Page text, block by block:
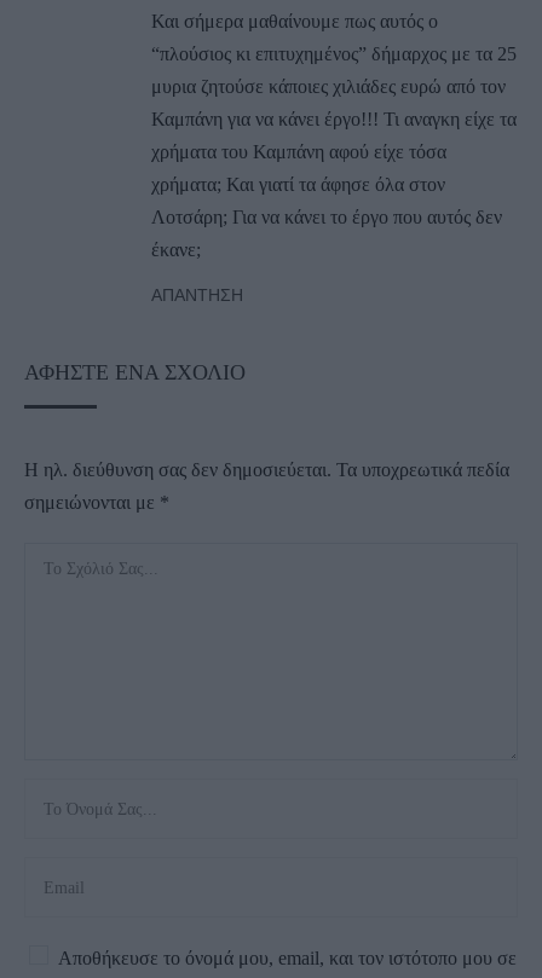
Και σήμερα μαθαίνουμε πως αυτός ο
“πλούσιος κι επιτυχημένος” δήμαρχος με τα 25
μυρια ζητούσε κάποιες χιλιάδες ευρώ από τον
Καμπάνη για να κάνει έργο!!! Τι αναγκη είχε τα
χρήματα του Καμπάνη αφού είχε τόσα
χρήματα; Και γιατί τα άφησε όλα στον
Λοτσάρη; Για να κάνει το έργο που αυτός δεν
έκανε;
ΑΠΆΝΤΗΣΗ
ΑΦΉΣΤΕ ΈΝΑ ΣΧΌΛΙΟ
Η ηλ. διεύθυνση σας δεν δημοσιεύεται. Τα υποχρεωτικά πεδία
σημειώνονται με *
Αποθήκευσε το όνομά μου, email, και τον ιστότοπο μου σε